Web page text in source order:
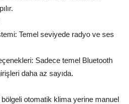
Temel seviyede radyo ve ses
Sadece temel Bluetooth
daha az sayıda.
otomatik klima yerine manuel